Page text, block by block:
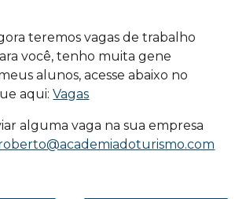
teremos vagas de trabalho
você, tenho muita gene
alunos, acesse abaixo no
aqui:Vagas
alguma vaga na sua empresa